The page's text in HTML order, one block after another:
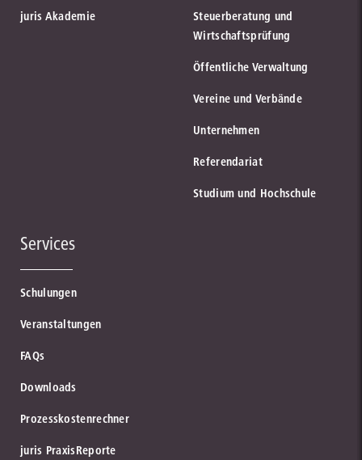
juris Akademie
Steuerberatung und
Wirtschaftsprüfung
Öffentliche Verwaltung
Vereine und Verbände
Unternehmen
Referendariat
Studium und Hochschule
Services
Schulungen
Veranstaltungen
FAQs
Downloads
Prozesskostenrechner
juris PraxisReporte